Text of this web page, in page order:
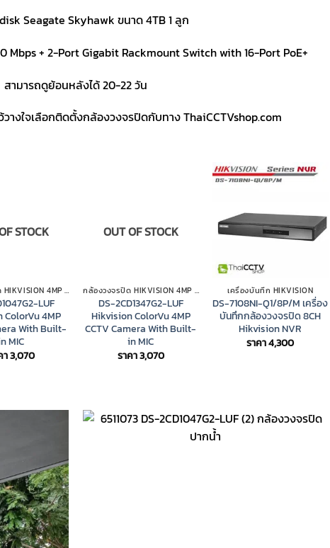
Seagate Skyhawk ขนาด 4TB 1 ลูก
Mbps + 2-Port Gigabit Rackmount Switch with 16-Port PoE+
สามารถดูย้อนหลังได้ 20-22 วัน
งใจเลือกติดตั้งกล้องวงจรปิดกับทาง ThaiCCTVshop.com
STOCK
กล้องวงจรปิด HIKVISION 4MP COLORVU IP CAMERA
LUF
4MP
With Built-
MIC
า3,070
OUT OF STOCK
กล้องวงจรปิด HIKVISION 4MP COLORVU IP CAMERA
DS-2CD1347G2-LUF
Hikvision ColorVu 4MP
CCTV Camera With Built-
in MIC
ราคา3,070
เครื่องบันทึก HIKVISION
DS-7108NI-Q1/8P/M เครื่อง
บันทึกกล้องวงจรปิด 8CH
Hikvision NVR
ราคา4,300